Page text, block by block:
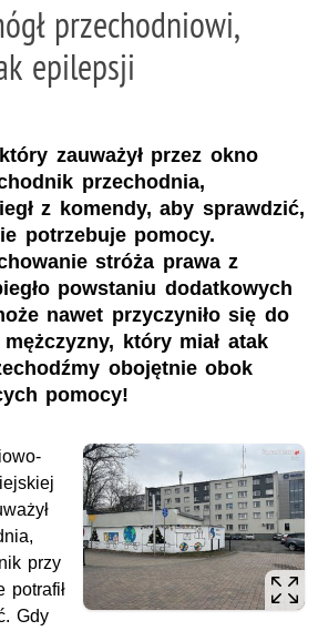
przechodniowi,
epilepsji
zauważył przez okno
przechodnia,
z komendy, aby sprawdzić,
potrzebuje pomocy.
stróża prawa z
powstaniu dodatkowych
nawet przyczyniło się do
który miał atak
obojętnie obok
pomocy!
przy
potrafił
Gdy